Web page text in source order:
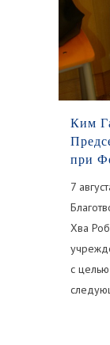
Ким
при
7
Хва
с